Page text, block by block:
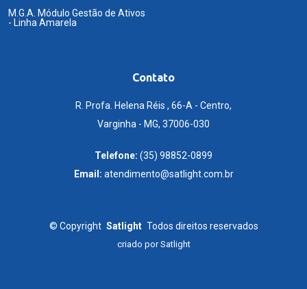
M.G.A. Módulo Gestão de Ativos
- Linha Amarela
Contato
R. Profa. Helena Réis , 66-A - Centro,
Varginha - MG, 37006-030
Telefone: (35) 98852-0899
Email: atendimento@satlight.com.br
© Copyright Satlight Todos direitos reservados
criado porSatlight